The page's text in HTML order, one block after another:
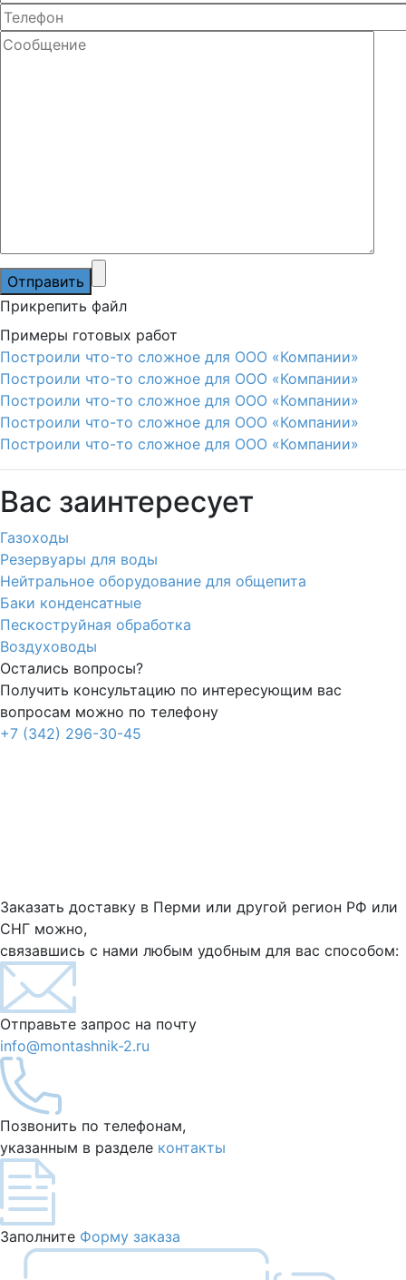
Прикрепить файл
Примеры готовых работ
Построили что-то сложное для ООО «Компании»
Построили что-то сложное для ООО «Компании»
Построили что-то сложное для ООО «Компании»
Построили что-то сложное для ООО «Компании»
Построили что-то сложное для ООО «Компании»
Вас заинтересует
Газоходы
Резервуары для воды
Нейтральное оборудование для общепита
Баки конденсатные
Пескоструйная обработка
Воздуховоды
Остались вопросы?
Получить консультацию по интересующим вас
вопросам можно по телефону
+7 (342) 296-30-45
Заказать доставку в Перми или другой регион РФ или
СНГ можно,
связавшись с нами любым удобным для вас способом:
Отправьте запрос на почту
info@montashnik-2.ru
Позвонить по телефонам,
указанным в разделе контакты
Заполните Форму заказа